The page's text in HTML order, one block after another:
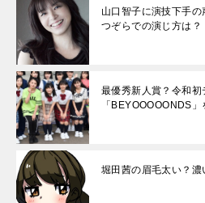
山口智子に演技下手
つぞらでの演じ方は？
最優秀新人賞？令和初
「BEYOOOOONDS
堀田茜の眉毛太い？濃